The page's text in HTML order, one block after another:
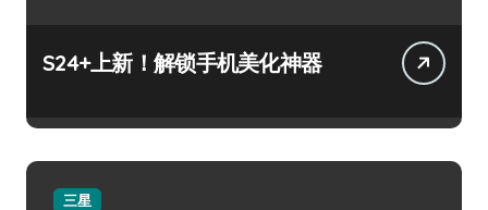
S24+上新！解锁手机美化神器
三星